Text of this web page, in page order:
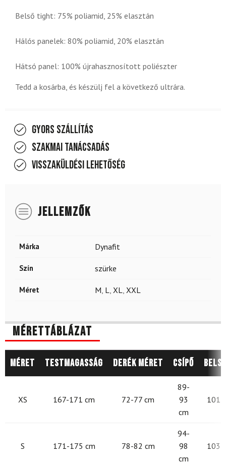
Belső tight: 75% poliamid, 25% elasztán
Hálós panelek: 80% poliamid, 20% elasztán
Hátsó panel: 100% újrahasznosított poliészter
Tedd a kosárba, és készülj fel a következő ultrára.
Gyors szállítás
Szakmai tanácsadás
Visszaküldési lehetőség
JELLEMZŐK
Márka Dynafit
Szín szürke
Méret M, L, XL, XXL
Mérettáblázat
Méret Testmagasság Derék méret Csípő
XS 167-171 cm 72-77 cm
89-
93
cm
101
S 171-175 cm 78-82 cm
94-
98
cm
103